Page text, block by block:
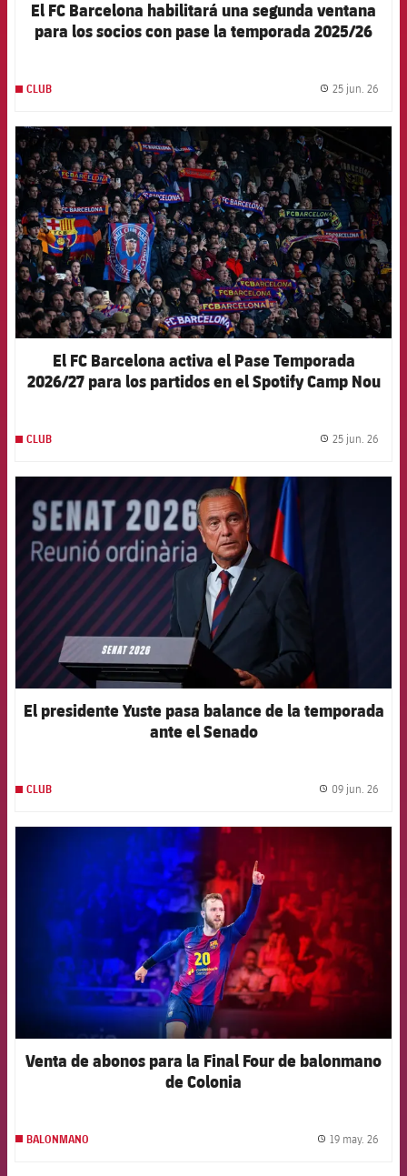
El FC Barcelona habilitará una segunda ventana
para los socios con pase la temporada 2025/26
CLUB 25 jun. 26
FCB Barcelona badge
El FC Barcelona activa el Pase Temporada
2026/27 para los partidos en el Spotify Camp Nou
CLUB 25 jun. 26
FCB Barcelona badge
El presidente Yuste pasa balance de la temporada
ante el Senado
CLUB 09 jun. 26
FCB Barcelona badge
Venta de abonos para la Final Four de balonmano
de Colonia
BALONMANO 19 may. 26